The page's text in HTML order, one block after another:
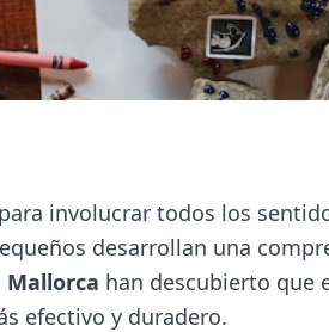
involucrar todos los
desarrollan una
Mallorca han descubierto que
efectivo y duradero.